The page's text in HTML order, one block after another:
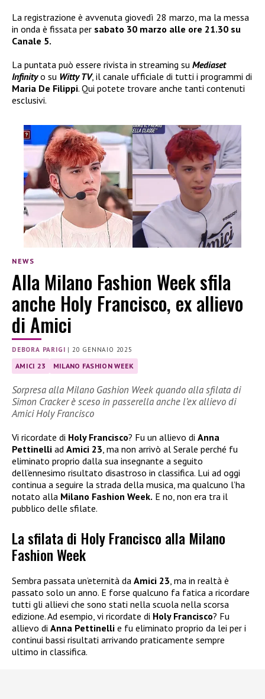
La registrazione è avvenuta giovedì 28 marzo, ma la messa
in onda è fissata per sabato 30 marzo alle ore 21.30 su
Canale 5.
La puntata può essere rivista in streaming su Mediaset
Infinityo su Witty TV, il canale ufficiale di tutti i programmi di
Maria De Filippi. Qui potete trovare anche tanti contenuti
esclusivi.
NEWS
Alla Milano Fashion Week sfila
anche Holy Francisco, ex allievo
di Amici
DEBORA PARIGI | 20 GENNAIO 2025
AMICI 23 MILANO FASHION WEEK
Sorpresa alla Milano Gashion Week quando alla sfilata di
Simon Cracker è sceso in passerella anche l’ex allievo di
Amici Holy Francisco
Vi ricordate di Holy Francisco? Fu un allievo di Anna
Pettinelli ad Amici 23 , ma non arrivò al Serale perché fu
eliminato proprio dalla sua insegnante a seguito
dell’ennesimo risultato disastroso in classifica. Lui ad oggi
continua a seguire la strada della musica, ma qualcuno l’ha
notato alla Milano Fashion Week. E no, non era tra il
pubblico delle sfilate.
La sfilata di Holy Francisco alla Milano
Fashion Week
Sembra passata un’eternità da Amici 23, ma in realtà è
passato solo un anno. E forse qualcuno fa fatica a ricordare
tutti gli allievi che sono stati nella scuola nella scorsa
edizione. Ad esempio, vi ricordate di Holy Francisco? Fu
allievo di Anna Pettinelli e fu eliminato proprio da lei per i
continui bassi risultati arrivando praticamente sempre
ultimo in classifica.